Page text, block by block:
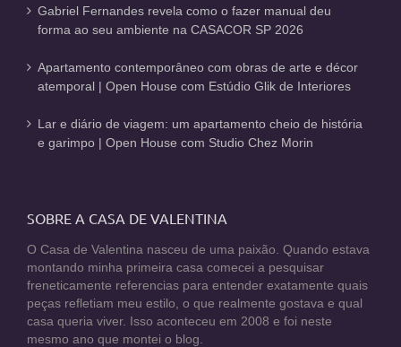
Gabriel Fernandes revela como o fazer manual deu
forma ao seu ambiente na CASACOR SP 2026
Apartamento contemporâneo com obras de arte e décor
atemporal | Open House com Estúdio Glik de Interiores
Lar e diário de viagem: um apartamento cheio de história
e garimpo | Open House com Studio Chez Morin
SOBRE A CASA DE VALENTINA
O Casa de Valentina nasceu de uma paixão. Quando estava
montando minha primeira casa comecei a pesquisar
freneticamente referencias para entender exatamente quais
peças refletiam meu estilo, o que realmente gostava e qual
casa queria viver. Isso aconteceu em 2008 e foi neste
mesmo ano que montei o blog.